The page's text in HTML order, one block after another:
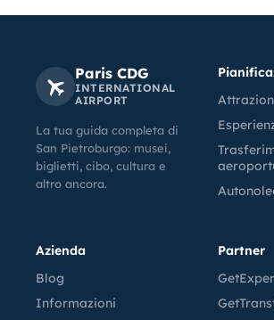
Paris CDG
INTERNATIONAL
AIRPORT
La tua guida completa di
San Pietroburgo: musei,
biglietti, cibo, cultura e
altro ancora.
Azienda
Blog
Informazioni
Partner